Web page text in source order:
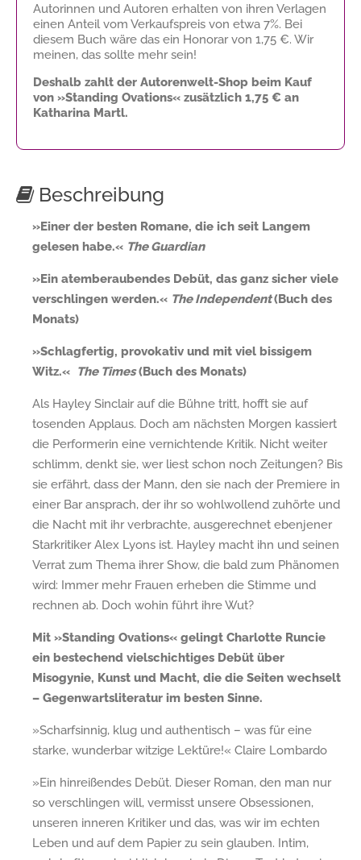
Autorinnen und Autoren erhalten von ihren Verlagen
einen Anteil vom Verkaufspreis von etwa 7%. Bei
diesem Buch wäre das ein Honorar von 1,75 €. Wir
meinen, das sollte mehr sein!
Deshalb zahlt der Autorenwelt-Shop beim Kauf
von »Standing Ovations« zusätzlich 1,75 € an
Katharina Martl.
Beschreibung
»Einer der besten Romane, die ich seit Langem
gelesen habe.« The Guardian
»Ein atemberaubendes Debüt, das ganz sicher viele
verschlingen werden.« The Independent(Buch des
Monats)
»Schlagfertig, provokativ und mit viel bissigem
Witz.« The Times(Buch des Monats)
Als Hayley Sinclair auf die Bühne tritt, hofft sie auf
tosenden Applaus. Doch am nächsten Morgen kassiert
die Performerin eine vernichtende Kritik. Nicht weiter
schlimm, denkt sie, wer liest schon noch Zeitungen? Bis
sie erfährt, dass der Mann, den sie nach der Premiere in
einer Bar ansprach, der ihr so wohlwollend zuhörte und
die Nacht mit ihr verbrachte, ausgerechnet ebenjener
Starkritiker Alex Lyons ist. Hayley macht ihn und seinen
Verrat zum Thema ihrer Show, die bald zum Phänomen
wird: Immer mehr Frauen erheben die Stimme und
rechnen ab. Doch wohin führt ihre Wut?
Mit »Standing Ovations« gelingt Charlotte Runcie
ein bestechend vielschichtiges Debüt über
Misogynie, Kunst und Macht, die die Seiten wechselt
– Gegenwartsliteratur im besten Sinne.
»Scharfsinnig, klug und authentisch – was für eine
starke, wunderbar witzige Lektüre!« Claire Lombardo
»Ein hinreißendes Debüt. Dieser Roman, den man nur
so verschlingen will, vermisst unsere Obsessionen,
unseren inneren Kritiker und das, was wir im echten
Leben und auf dem Papier zu sein glauben. Intim,